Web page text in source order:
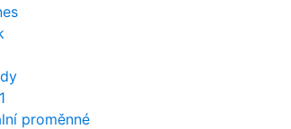
proměnné